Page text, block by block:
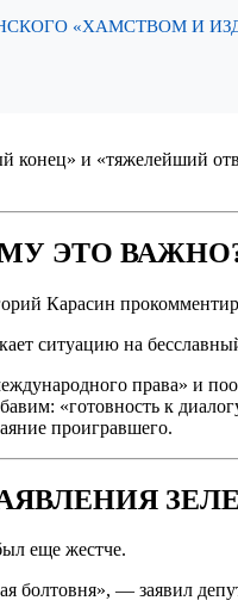
«ХАМСТВОМ И
конец» и «тяжелейший
ЭТО
Карасин
ситуацию на
права» и
«готовность к
проигравшего.
еще жестче.
болтовня», — заявил